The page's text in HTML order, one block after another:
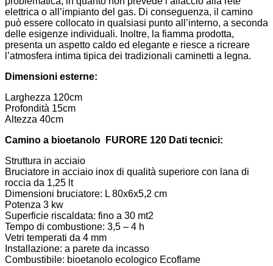
elettrica o all’impianto del gas. Di conseguenza, il camino
può essere collocato in qualsiasi punto all’interno, a seconda
delle esigenze individuali. Inoltre, la fiamma prodotta,
presenta un aspetto caldo ed elegante e riesce a ricreare
l’atmosfera intima tipica dei tradizionali caminetti a legna.
Dimensioni esterne:
Larghezza 120cm
Profondità 15cm
Altezza 40cm
Camino a bioetanolo FURORE 120 Dati tecnici:
Struttura in acciaio
Bruciatore in acciaio inox di qualità superiore con lana di
roccia da 1,25 lt
Dimensioni bruciatore: L 80x6x5,2 cm
Potenza 3 kw
Superficie riscaldata: fino a 30 mt2
Tempo di combustione: 3,5 – 4 h
Vetri temperati da 4 mm
Installazione: a parete da incasso
Combustibile: bioetanolo ecologico Ecoflame